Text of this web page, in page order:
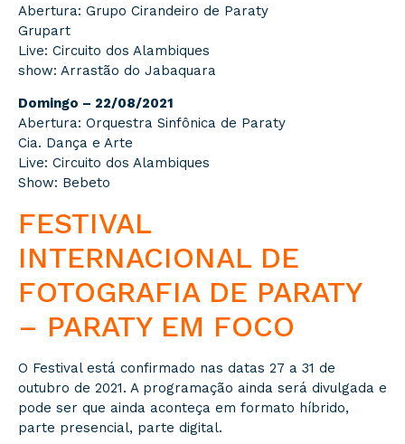
Abertura: Grupo Cirandeiro de Paraty
Grupart
Live: Circuito dos Alambiques
show: Arrastão do Jabaquara
Domingo – 22/08/2021
Abertura: Orquestra Sinfônica de Paraty
Cia. Dança e Arte
Live: Circuito dos Alambiques
Show: Bebeto
FESTIVAL
INTERNACIONAL DE
FOTOGRAFIA DE PARATY
– PARATY EM FOCO
O Festival está confirmado nas datas 27 a 31 de
outubro de 2021. A programação ainda será divulgada e
pode ser que ainda aconteça em formato híbrido,
parte presencial, parte digital.